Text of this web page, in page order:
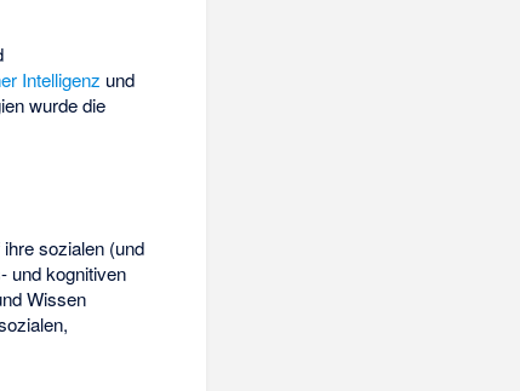
Intelligenz und
wurde die
sozialen (und
und kognitiven
Wissen